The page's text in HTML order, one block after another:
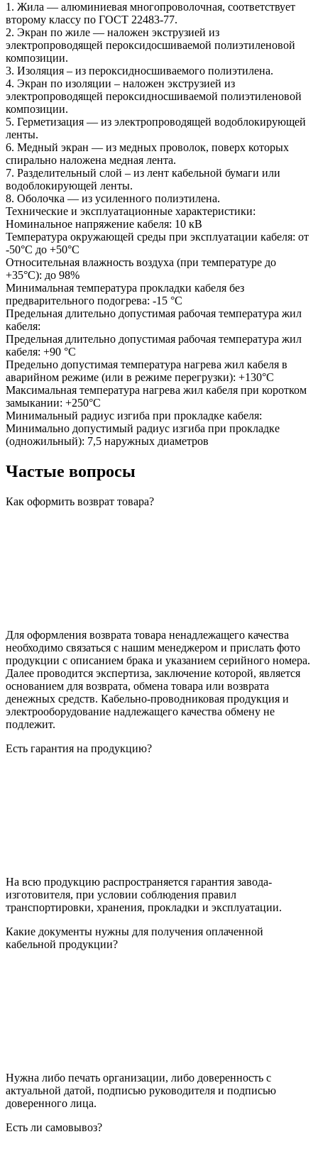
1. Жила — алюминиевая многопроволочная, соответствует
второму классу по ГОСТ 22483-77.
2. Экран по жиле — наложен экструзией из
электропроводящей пероксидосшиваемой полиэтиленовой
композиции.
3. Изоляция – из пероксидносшиваемого полиэтилена.
4. Экран по изоляции – наложен экструзией из
электропроводящей пероксидносшиваемой полиэтиленовой
композиции.
5. Герметизация — из электропроводящей водоблокирующей
ленты.
6. Медный экран — из медных проволок, поверх которых
спирально наложена медная лента.
7. Разделительный слой – из лент кабельной бумаги или
водоблокирующей ленты.
8. Оболочка — из усиленного полиэтилена.
Технические и эксплуатационные характеристики:
Номинальное напряжение кабеля: 10 кВ
Температура окружающей среды при эксплуатации кабеля: от
-50°С до +50°С
Относительная влажность воздуха (при температуре до
+35°С): до 98%
Минимальная температура прокладки кабеля без
предварительного подогрева: -15 °С
Предельная длительно допустимая рабочая температура жил
кабеля:
Предельная длительно допустимая рабочая температура жил
кабеля: +90 °С
Предельно допустимая температура нагрева жил кабеля в
аварийном режиме (или в режиме перегрузки): +130°С
Максимальная температура нагрева жил кабеля при коротком
замыкании: +250°С
Минимальный радиус изгиба при прокладке кабеля:
Минимально допустимый радиус изгиба при прокладке
(одножильный): 7,5 наружных диаметров
Частые вопросы
Как оформить возврат товара?
Для оформления возврата товара ненадлежащего качества
необходимо связаться с нашим менеджером и прислать фото
продукции с описанием брака и указанием серийного номера.
Далее проводится экспертиза, заключение которой, является
основанием для возврата, обмена товара или возврата
денежных средств. Кабельно-проводниковая продукция и
электрооборудование надлежащего качества обмену не
подлежит.
Есть гарантия на продукцию?
На всю продукцию распространяется гарантия завода-
изготовителя, при условии соблюдения правил
транспортировки, хранения, прокладки и эксплуатации.
Какие документы нужны для получения оплаченной
кабельной продукции?
Нужна либо печать организации, либо доверенность с
актуальной датой, подписью руководителя и подписью
доверенного лица.
Есть ли самовывоз?